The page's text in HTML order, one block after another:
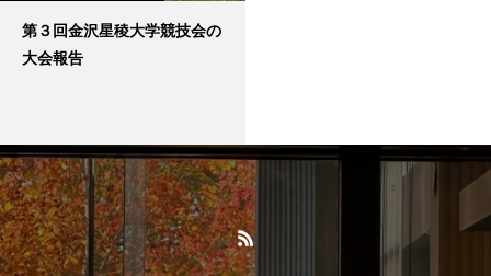
第３回金沢星稜大学競技会の
大会報告